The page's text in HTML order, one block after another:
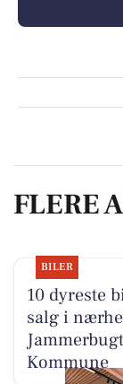
FLERE
BILER
10 dyreste
salg i
Jammerbugt
Kommune